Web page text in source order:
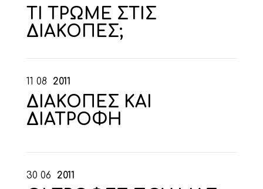
ΤΙ ΤΡΩΜΕ ΣΤΙΣ
ΔΙΑΚΟΠΕΣ;
11 08 2011
ΔΙΑΚΟΠΕΣ ΚΑΙ
ΔΙΑΤΡΟΦΗ
30 06 2011